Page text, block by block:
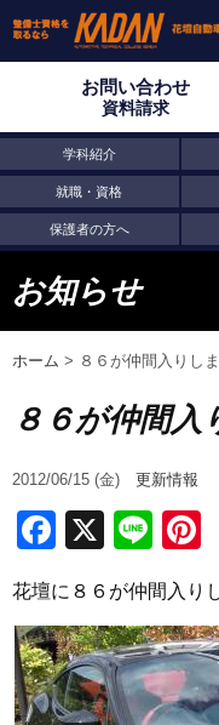
お問い合わせ
資料請求
学科紹介
就職・資格
保護者の方へ
お知らせ
ホーム > ８６が仲間入りし
８６が仲間入
2012/06/15 (金) 更新情報
Facebook
X Line
花壇に８６が仲間入り